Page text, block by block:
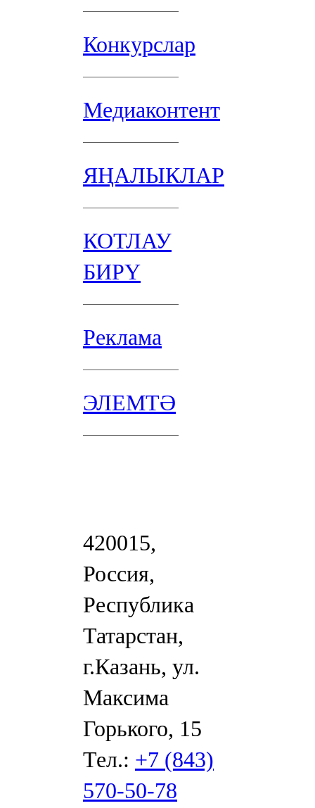
Конкурслар
Медиаконтент
ЯҢАЛЫКЛАР
КОТЛАУ
БИРҮ
Реклама
ЭЛЕМТӘ
420015,
Россия,
Республика
Татарстан,
г.Казань, ул.
Максима
Горького, 15
Тел.: +7 (843)
570-50-78